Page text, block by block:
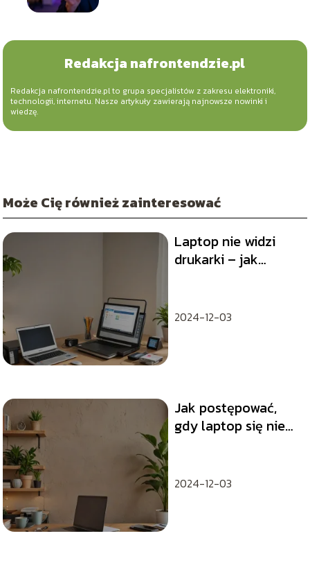
Redakcja nafrontendzie.pl
Redakcja nafrontendzie.pl to grupa specjalistów z zakresu elektroniki,
technologii, internetu. Nasze artykuły zawierają najnowsze nowinki i
wiedzę.
Może Cię również zainteresować
Laptop nie widzi
drukarki – jak
2024-12-03
Jak postępować,
gdy laptop się nie
2024-12-03